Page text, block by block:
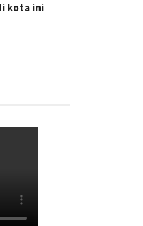
kota ini